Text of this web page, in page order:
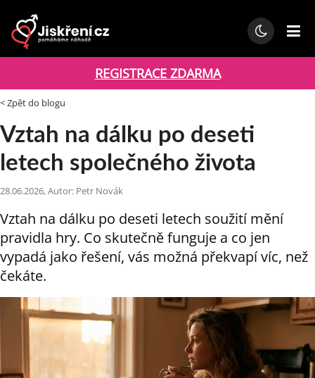
REGISTRACE ZDARMA
< Zpět do blogu
Vztah na dálku po deseti
letech společného života
28.06.2026, Autor: Petr Novák
Vztah na dálku po deseti letech soužití mění
pravidla hry. Co skutečně funguje a co jen
vypadá jako řešení, vás možná překvapí víc, než
čekáte.